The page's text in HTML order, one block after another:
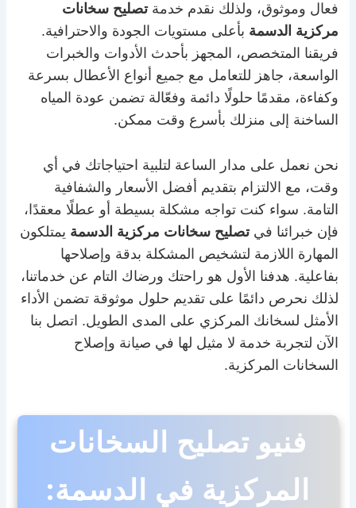
فعال وموثوق، ولذلك نقدم خدمةتصليح سخانات
مركزية الدسمة بأعلى مستويات الجودة والاحترافية.
فريقنا المتخصص، المجهز بأحدث الأدوات والخبرات
الواسعة، جاهز للتعامل مع جميع أنواع الأعطال بسرعة
وكفاءة، مقدمًا حلولًا دائمة وفعّالة تضمن عودة المياه
الساخنة إلى منزلك بأسرع وقت ممكن.
نحن نعمل على مدار الساعة لتلبية احتياجاتك في أي
وقت، مع الالتزام بتقديم أفضل الأسعار والشفافية
التامة. سواء كنت تواجه مشكلة بسيطة أو عطلًا معقدًا،
فإن خبرائنا فيتصليح سخانات مركزية الدسمة يمتلكون
المهارة اللازمة لتشخيص المشكلة بدقة وإصلاحها
بفاعلية. هدفنا الأول هو راحتك ورضاك التام عن خدماتنا،
لذلك نحرص دائمًا على تقديم حلول موثوقة تضمن الأداء
الأمثل لسخانك المركزي على المدى الطويل. اتصل بنا
الآن لتجربة خدمة لا مثيل لها في صيانة وإصلاح
السخانات المركزية.
فنيو تصليح السخانات
المركزية في الدسمة: